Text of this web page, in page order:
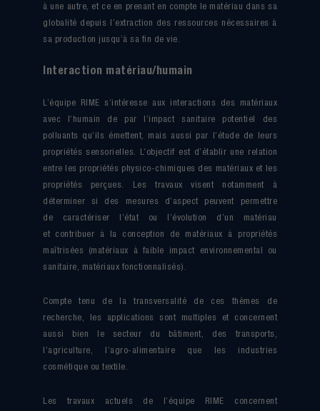
à une autre, et ce en prenant en compte le matériau dans sa
globalité depuis l’extraction des ressources nécessaires à
sa production jusqu’à sa fin de vie.
Interaction matériau/humain
L’équipe RIME s’intéresse aux interactions des matériaux
avec l’humain de par l’impact sanitaire potentiel des
polluants qu’ils émettent, mais aussi par l’étude de leurs
propriétés sensorielles. L’objectif est d’établir une relation
entre les propriétés physico-chimiques des matériaux et les
propriétés perçues. Les travaux visent notamment à
déterminer si des mesures d’aspect peuvent permettre
de caractériser l’état ou l’évolution d’un matériau
et contribuer à la conception de matériaux à propriétés
maîtrisées (matériaux à faible impact environnemental ou
sanitaire, matériaux fonctionnalisés).
Compte tenu de la transversalité de ces thèmes de
recherche, les applications sont multiples et concernent
aussi bien le secteur du bâtiment, des transports,
l’agriculture, l’agro-alimentaire que les industries
cosmétique ou textile.
Les travaux actuels de l’équipe RIME concernent